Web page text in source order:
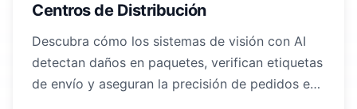
Centros de Distribución
Descubra cómo los sistemas de visión con AI
detectan daños en paquetes, verifican etiquetas
de envío y aseguran la precisión de pedidos en